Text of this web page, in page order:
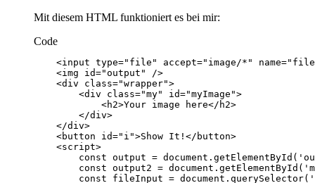
Mit diesem HTML funktioniert es bei mir:
Code